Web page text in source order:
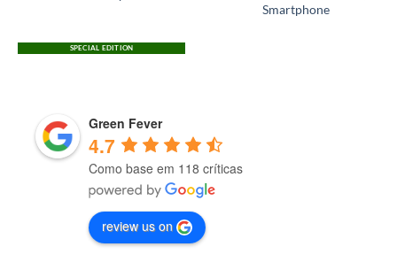
SPECIAL EDITION
Smartphone
Green Fever
4.7
Como base em 118 críticas
review us on